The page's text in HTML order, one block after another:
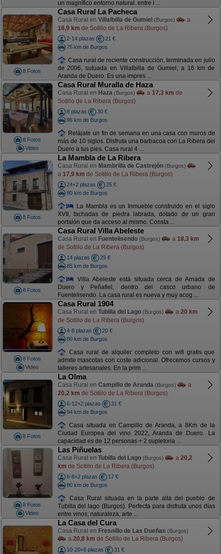
un magnífico entorno natural. entre l ...
8 Fotos
Casa Rural La Pacheca
Casa Rural en Villalbilla de Gumiel (Burgos)
a
16,9 km de Sotillo de La Ribera (Burgos)
2-14 plazas
21 €
75 km de Burgos
Casa rural de reciente construcción, terminada en julio
de 2006, sutuada en Villalbilla de Gumiel, a 16 km de
Aranda de Duero. Es una impres ...
8 Fotos
Video
Casa Rural Muralla de Haza
Casa Rural en Haza (Burgos) a 17,3 km de
Sotillo de La Ribera (Burgos)
8 plazas
30 €
96 km de Burgos
Relájate un fin de semana en una casa con muros de
más de 10 siglos. Disfruta una barbacoa con La Ribera del
Duero a tus pies. Casa rural 4 ...
8 Fotos
La Mambla de La Ribera
Casa Rural en Mambrilla de Castrejón (Burgos)
a 17,9 km de Sotillo de La Ribera (Burgos)
24+2 plazas
25 €
90 km de Burgos
La Mambla es un Inmueble construido en el siglo
XVII, fachadas de piedra labrada, dotado de un gran
portalón que da acceso al mismo. Consta ...
8 Fotos
Casa Rural Villa Abeleste
Casa Rural en Fuentelisendo (Burgos) a 18,3 km
de Sotillo de La Ribera (Burgos)
14 plazas
25 €
85 km de Burgos
Villa Abeleste está situada cerca de Arnada de
Duero y Peñafiel, dentro del casco urbano de
Fuentelisendo. La casa rural es nueva y muy acog ...
8 Fotos
Video
Casa Rural 1904
Casa Rural en Tubilla del Lago (Burgos) a 20 km
de Sotillo de La Ribera (Burgos)
4-8 plazas
20 €
80 km de Burgos
Casa rural de alquiler completo con wifi gratis que
admite mascotas con coste adicional. Ofrecemos cursos y
talleres artesanales. En la prim ...
8 Fotos
La Olma
Casa Rural en Campillo de Aranda (Burgos)
a
20,2 km de Sotillo de La Ribera (Burgos)
6-12+2 plazas
31 €
94 km de Burgos
Casa situada en Campillo de Aranda, a 8Km de la
Ciudad Europea del vino 2022, Aranda de Duero. La
capacidad es de 12 personas + 2 supletoria ...
8 Fotos
Video
Las Piñuelas
Casa Rural en Tubilla del Lago (Burgos) a 20,2
km de Sotillo de La Ribera (Burgos)
6-8+2 plazas
17 €
80 km de Burgos
Casa Rural situada en la parte alta del pueblo de
Tubilla del lago (Burgos). Perfecta para disfruta unos días
entre vinos, naturaleza, arte ...
La Casa del Cura
Casa Rural en Fresnillo de Las Dueñas (Burgos)
a 20,8 km de Sotillo de La Ribera (Burgos)
10-20+6 plazas
31 €